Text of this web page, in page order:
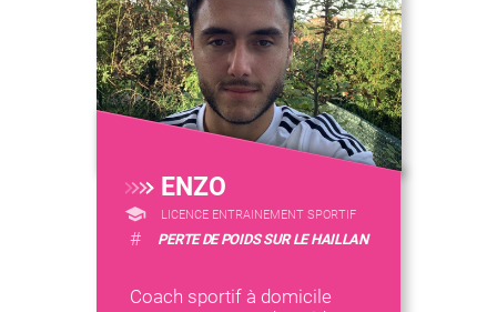
ENZO
LICENCE ENTRAINEMENT SPORTIF
# PERTE DE POIDS SUR LE HAILLAN
Coach sportif à domicile